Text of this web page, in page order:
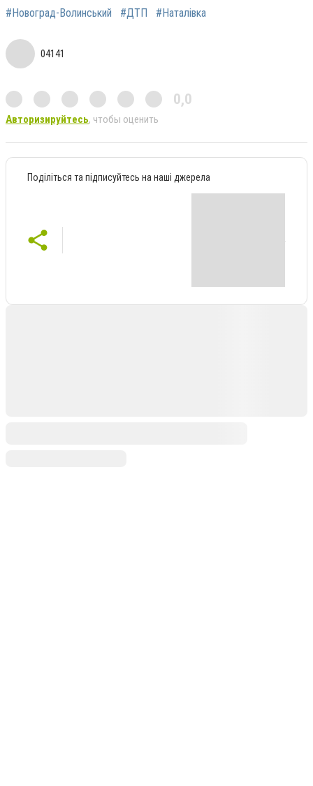
#Новоград-Волинський #ДТП #Наталівка
04141
0,0
Авторизируйтесь, чтобы оценить
Поділіться та підписуйтесь на наші джерела